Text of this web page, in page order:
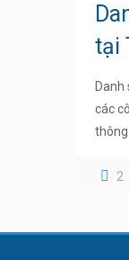
tại
Danh
các
2